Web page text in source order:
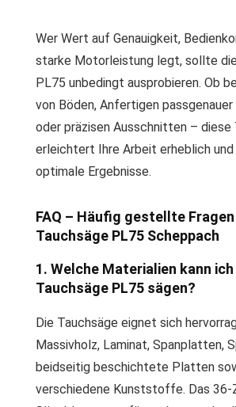
Wer Wert auf Genauigkeit,
starke Motorleistung legt, sollte
PL75 unbedingt ausprobieren. Ob
von Böden, Anfertigen
oder präzisen Ausschnitten – diese
erleichtert Ihre Arbeit erheblich
optimale Ergebnisse.
FAQ – Häufig gestellte
Tauchsäge PL75 Scheppach
1. Welche Materialien kann
Tauchsäge PL75 sägen?
Die Tauchsäge eignet sich
Massivholz, Laminat, Spanplatten,
beidseitig beschichtete Platten
verschiedene Kunststoffe. Das 36-